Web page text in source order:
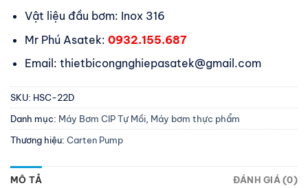
Vật liệu đầu bơm: Inox 316
Mr Phú Asatek: 0932.155.687
Email: thietbicongnghiepasatek@gmail.com
SKU: HSC-22D
Danh mục: Máy Bơm CIP Tự Mồi Máy bơm thực phẩm
Thương hiệu: Carten Pump
MÔ TẢ ĐÁNH GIÁ (0)